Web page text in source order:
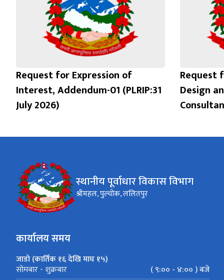
Request for Expression of
Interest, Addendum-01 (PLRIP:31
July 2026)
Request
Design
स्थानीय पूर्वाधार विकास विभाग
श्रीमहल, पुल्चोक, ललितपुर
कार्यालय समय
जाडो (कार्तिक १६ देखि माघ १५)
सोमबार - शुक्रबार
( ९:०० - ४:०० ) बजे